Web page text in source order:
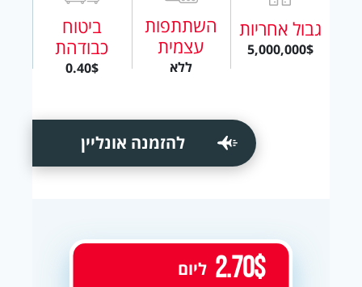
גבול אחריות
5,000,000$
השתתפות
עצמית
ללא
ביטוח
כבודהת
0.40$
להזמנה אונליין
2.70$ ליום